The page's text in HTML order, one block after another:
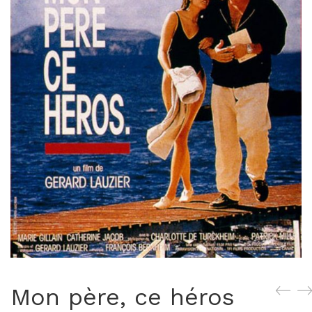
Thriller
Mon père, ce héros